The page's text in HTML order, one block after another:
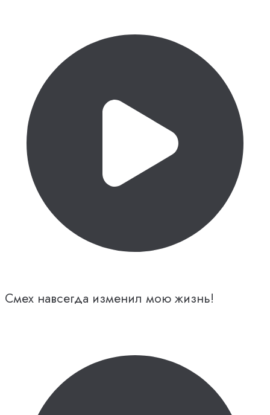
Смех навсегда изменил мою жизнь!